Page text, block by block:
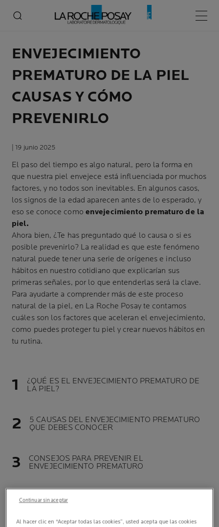
Menú
ENVEJECIMIENTO
PREMATURO DE LA PIEL
CAUSAS Y CÓMO
PREVENIRLO
| 19 junio 2025
El paso del tiempo es algo natural, pero la forma en
que nuestra piel envejece está influenciada por muchos
factores, y no todos son inevitables. En algunos casos,
los signos de la edad aparecen antes de lo esperado, y
eso se conoce como envejecimiento prematuro de la
piel.
Ahora bien, ¿Te has preguntado qué lo causa o si es
posible prevenirlo? La realidad es que este fenómeno
natural puede tener una serie de orígenes e incluso
hábitos en nuestro cotidiano que explicarían sus
primeras señales, por lo que entenderlas será la clave.
Para ayudarte a comprender más de este proceso
natural de la piel, en La Roche Posay te contamos
cuáles son los factores que aceleran el envejecimiento,
como puedes proteger tu piel y crear nuevos hábitos en
tu rutina.
¿QUÉ ES EL ENVEJECIMIENTO PREMATURO DE
LA PIEL?
5 CAUSAS DEL ENVEJECIMIENTO PREMATURO
QUE DEBES CONOCER
CONSEJOS PARA PREVENIR EL
ENVEJECIMIENTO PREMATURO
LA VITAMINA C: EL ALIADO IDEAL PARA
PREVENIR EL ENVEJECIMIENTO PREMATURO
Al hacer clic en “Aceptar todas las cookies”, usted acepta que las cookies
Continuar sin aceptar